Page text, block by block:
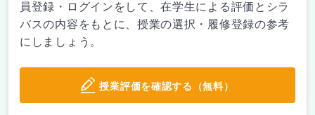
員登録・ログインをして、在学生による評価とシラ
バスの内容をもとに、授業の選択・履修登録の参考
にしましょう。
授業評価を確認する（無料）